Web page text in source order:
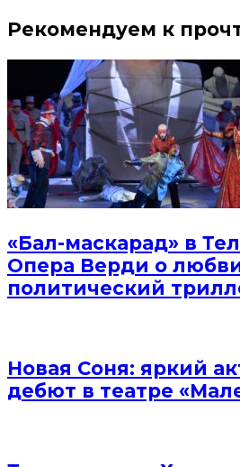
Рекомендуем к
«Бал-маскарад» в
Опера Верди о
политический
Новая Соня: яркий
дебют в театре